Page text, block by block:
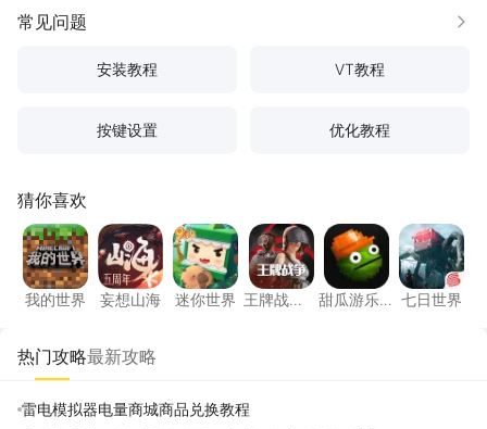
常见问题 更多
安装教程 VT教程
按键设置 优化教程
猜你喜欢
我的世界
我的世界
妄想山海
妄想山海
迷你世界
迷你世界
王牌战争：文明重启
王牌战
甜瓜游乐场
甜瓜游乐
七日世
七日世界
热门攻略最新攻略
雷电模拟器电量商城商品兑换教程